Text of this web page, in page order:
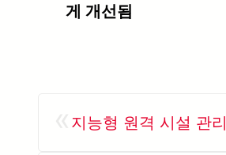
게 개선됨
지능형 원격 시설 관리